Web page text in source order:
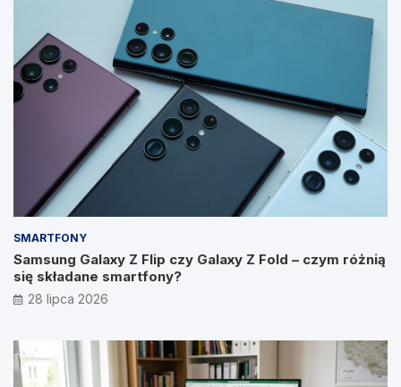
SMARTFONY
Samsung Galaxy Z Flip czy Galaxy Z Fold – czym różnią
się składane smartfony?
28 lipca 2026